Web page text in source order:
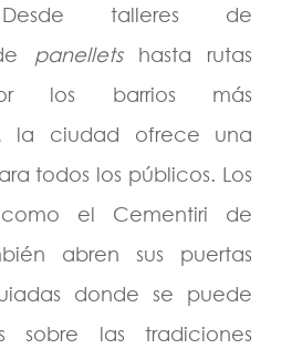
talleres de
panelletshasta rutas
los barrios más
la ciudad ofrece una
todos los públicos. Los
como el Cementiri de
abren sus puertas
donde se puede
sobre las tradiciones